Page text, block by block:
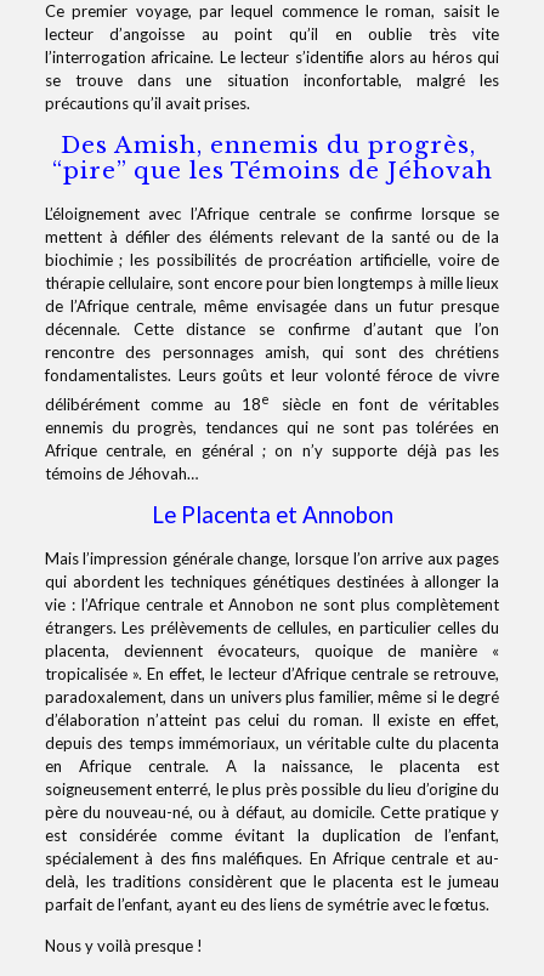
Ce premier voyage, par lequel commence le roman, saisit le
lecteur d’angoisse au point qu’il en oublie très vite
l’interrogation africaine. Le lecteur s’identifie alors au héros qui
se trouve dans une situation inconfortable, malgré les
précautions qu’il avait prises.
Des Amish, ennemis du progrès,
“pire” que les Témoins de Jéhovah
L’éloignement avec l’Afrique centrale se confirme lorsque se
mettent à défiler des éléments relevant de la santé ou de la
biochimie ; les possibilités de procréation artificielle, voire de
thérapie cellulaire, sont encore pour bien longtemps à mille lieux
de l’Afrique centrale, même envisagée dans un futur presque
décennale. Cette distance se confirme d’autant que l’on
rencontre des personnages amish, qui sont des chrétiens
fondamentalistes. Leurs goûts et leur volonté féroce de vivre
délibérément comme au 18e
siècle en font de véritables
ennemis du progrès, tendances qui ne sont pas tolérées en
Afrique centrale, en général ; on n’y supporte déjà pas les
témoins de Jéhovah…
Le Placenta et Annobon
Mais l’impression générale change, lorsque l’on arrive aux pages
qui abordent les techniques génétiques destinées à allonger la
vie : l’Afrique centrale et Annobon ne sont plus complètement
étrangers. Les prélèvements de cellules, en particulier celles du
placenta, deviennent évocateurs, quoique de manière «
tropicalisée ». En effet, le lecteur d’Afrique centrale se retrouve,
paradoxalement, dans un univers plus familier, même si le degré
d’élaboration n’atteint pas celui du roman. Il existe en effet,
depuis des temps immémoriaux, un véritable culte du placenta
en Afrique centrale. A la naissance, le placenta est
soigneusement enterré, le plus près possible du lieu d’origine du
père du nouveau-né, ou à défaut, au domicile. Cette pratique y
est considérée comme évitant la duplication de l’enfant,
spécialement à des fins maléfiques. En Afrique centrale et au-
delà, les traditions considèrent que le placenta est le jumeau
parfait de l’enfant, ayant eu des liens de symétrie avec le fœtus.
Nous y voilà presque !